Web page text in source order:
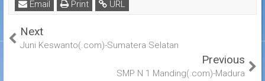
URL
Print
Email
Next
Juni Keswanto(.com)-Sumatera Selatan
Previous
SMP N 1 Manding(.com)-Madura